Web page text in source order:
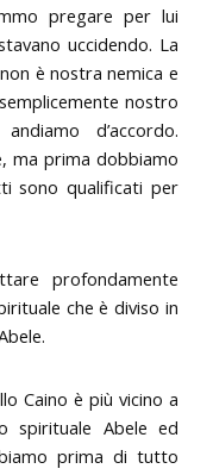
pregare per lui
uccidendo. La
è nostra nemica e
nostro
d’accordo.
ma prima dobbiamo
sono qualificati per
profondamente
che è diviso in
Caino è più vicino a
spirituale Abele ed
prima di tutto